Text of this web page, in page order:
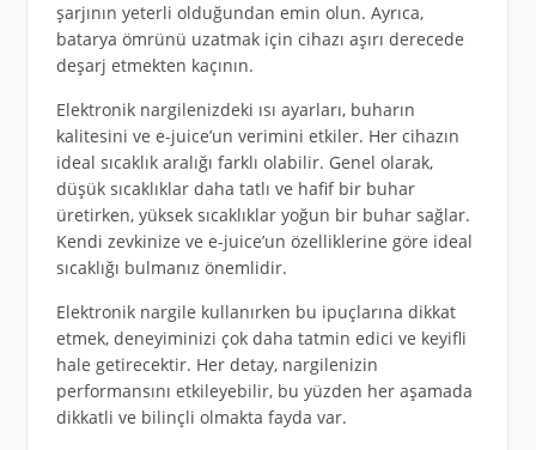
şarjının yeterli olduğundan emin olun. Ayrıca,
batarya ömrünü uzatmak için cihazı aşırı derecede
deşarj etmekten kaçının.
Elektronik nargilenizdeki ısı ayarları, buharın
kalitesini ve e-juice’un verimini etkiler. Her cihazın
ideal sıcaklık aralığı farklı olabilir. Genel olarak,
düşük sıcaklıklar daha tatlı ve hafif bir buhar
üretirken, yüksek sıcaklıklar yoğun bir buhar sağlar.
Kendi zevkinize ve e-juice’un özelliklerine göre ideal
sıcaklığı bulmanız önemlidir.
Elektronik nargile kullanırken bu ipuçlarına dikkat
etmek, deneyiminizi çok daha tatmin edici ve keyifli
hale getirecektir. Her detay, nargilenizin
performansını etkileyebilir, bu yüzden her aşamada
dikkatli ve bilinçli olmakta fayda var.